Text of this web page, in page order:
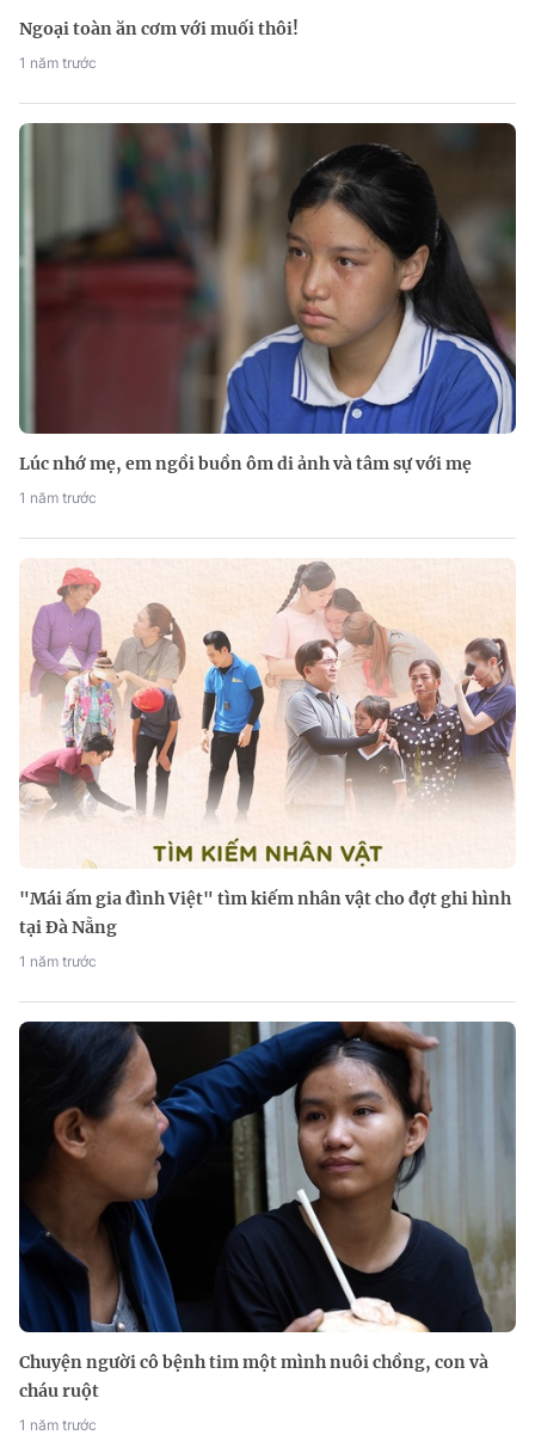
Ngoại toàn ăn cơm với muối thôi!
1 năm trước
Lúc nhớ mẹ, em ngồi buồn ôm di ảnh và tâm sự với mẹ
1 năm trước
"Mái ấm gia đình Việt" tìm kiếm nhân vật cho đợt ghi hình
tại Đà Nẵng
1 năm trước
Chuyện người cô bệnh tim một mình nuôi chồng, con và
cháu ruột
1 năm trước